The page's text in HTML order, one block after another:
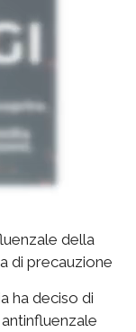
della
di precauzione
ha deciso di